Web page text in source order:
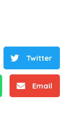
Twitter
Email